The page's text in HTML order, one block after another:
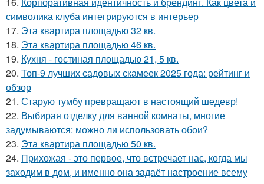
символика клуба интегрируются в интерьер
17. Эта квартира площадью 32 кв.
18. Эта квартира площадью 46 кв.
19. Кухня - гостиная площадью 21, 5 кв.
20. Топ-9 лучших садовых скамеек 2025 года: рейтинг и
обзор
21. Старую тумбу превращают в настоящий шедевр!
22. Выбирая отделку для ванной комнаты, многие
задумываются: можно ли использовать обои?
23. Эта квартира площадью 50 кв.
24. Прихожая - это первое, что встречает нас, когда мы
заходим в дом, и именно она задаёт настроение всему